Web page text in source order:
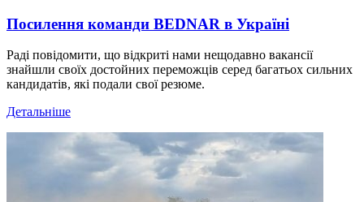
Посилення команди BEDNAR в Україні
Раді повідомити, що відкриті нами нещодавно вакансії
знайшли своїх достойних переможців серед багатьох сильних
кандидатів, які подали свої резюме.
Детальніше